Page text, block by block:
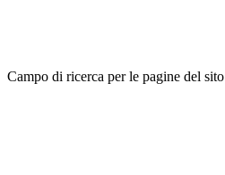
Campo di ricerca per le pagine del sito